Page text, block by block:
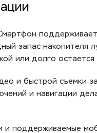
запас накопителя
или долго остается
и быстрой съемки
и навигации
и поддерживаемые